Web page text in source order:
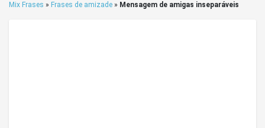
Mix Frases » Frases de amizade » Mensagem de amigas inseparáveis